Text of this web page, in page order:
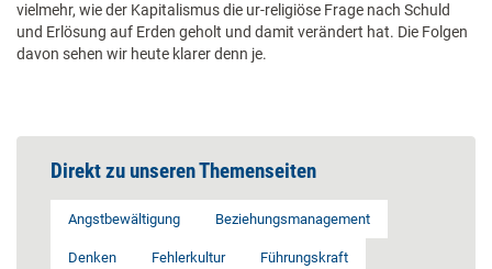
vielmehr, wie der Kapitalismus die ur-religiöse Frage nach Schuld
und Erlösung auf Erden geholt und damit verändert hat. Die Folgen
davon sehen wir heute klarer denn je.
Direkt zu unseren Themenseiten
Angstbewältigung Beziehungsmanagement
Denken Fehlerkultur Führungskraft